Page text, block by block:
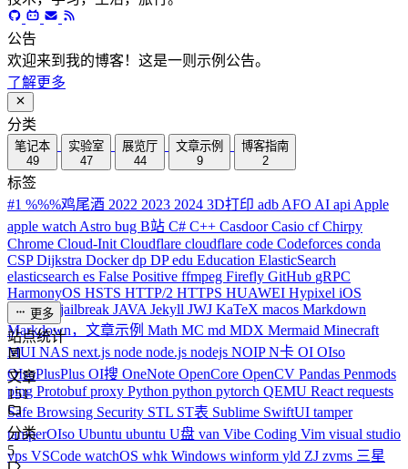
公告
欢迎来到我的博客！这是一则示例公告。
了解更多
分类
笔记本
49
实验室
47
展览厅
44
文章示例
9
博客指南
2
标签
#1 %%%鸡尾酒 2022 2023 2024 3D打印 adb AFO AI api Apple
apple watch Astro bug B站 C# C++ CasdoorCasio cfChirpy
Chrome Cloud-Init Cloudflare cloudflare code Codeforces conda
CSPDijkstra Dockerdp DPedu Education ElasticSearch
elasticsearch es False Positive ffmpeg Firefly GitHub gRPC
HarmonyOS HSTS HTTP/2 HTTPS HUAWEI Hypixel iOS
iPhoneJ jailbreak JAVA Jekyll JWJ KaTeX macos Markdown
Markdown，文章示例 Math MC md MDX Mermaid Minecraft
MUI NAS next.js node node.js nodejs NOIPN卡 OI OIso
OIsoPlusPlus OI搜 OneNote OpenCore OpenCV Pandas Penmods
ping Protobufproxy Python python pytorch QEMU React requests
Safe Browsing Security STL ST表 Sublime SwiftUI tamper
tamperOIso Ubuntu ubuntu U盘 van Vibe Coding Vim visual studio
vps VSCode watchOS whk Windows winform yld ZJ zvms 三星
更多
站点统计
文章
151
分类
5